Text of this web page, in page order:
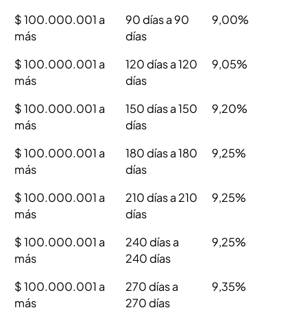
$ 100.000.001 a
más
90 días a 90
días
9,00%
$ 100.000.001 a
más
120 días a 120
días
9,05%
$ 100.000.001 a
más
150 días a 150
días
9,20%
$ 100.000.001 a
más
180 días a 180
días
9,25%
$ 100.000.001 a
más
210 días a 210
días
9,25%
$ 100.000.001 a
más
240 días a
240 días
9,25%
$ 100.000.001 a
más
270 días a
270 días
9,35%